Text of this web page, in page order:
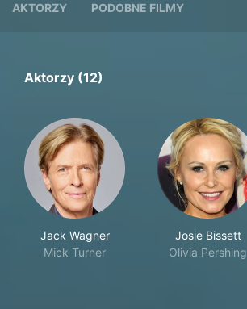
AKTORZY PODOBNE FILMY
Aktorzy (12)
Jack Wagner
Mick Turner
Josie Bissett
Olivia Pershing